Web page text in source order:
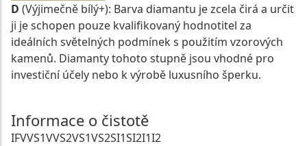
D (Výjimečně bílý+): Barva diamantu je zcela čirá a určit
ji je schopen pouze kvalifikovaný hodnotitel za
ideálních světelných podmínek s použitím vzorových
kamenů. Diamanty tohoto stupně jsou vhodné pro
investiční účely nebo k výrobě luxusního šperku.
Informace o čistotě
IFVVS1VVS2VS1VS2SI1SI2I1I2